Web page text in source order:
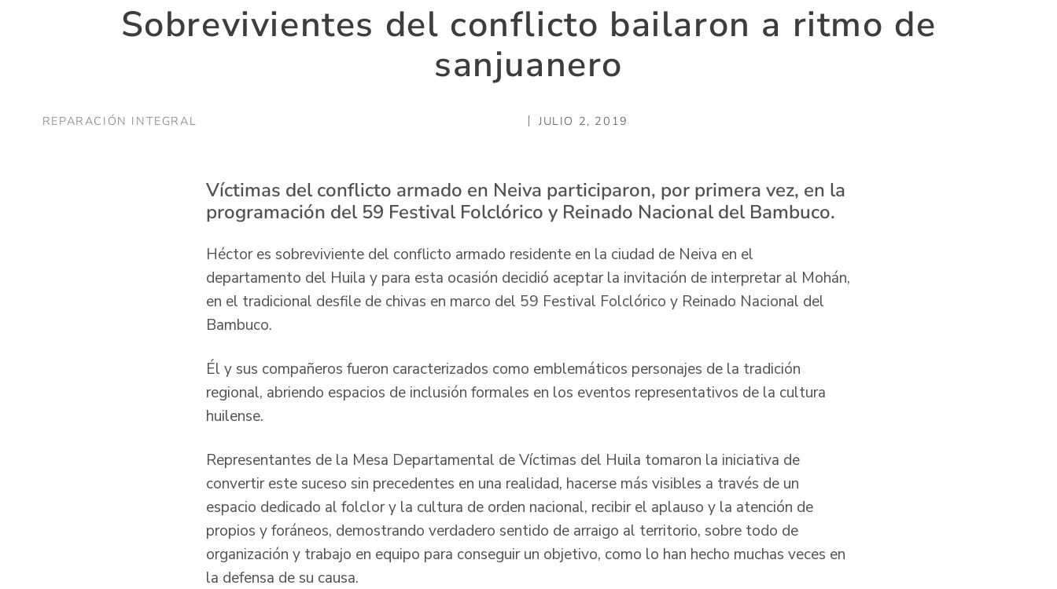
Sobrevivientes del conflicto bailaron a ritmo de
sanjuanero
REPARACIÓN INTEGRAL JULIO 2, 2019
Víctimas del conflicto armado en Neiva participaron, por primera vez, en la
programación del 59 Festival Folclórico y Reinado Nacional del Bambuco.
Héctor es sobreviviente del conflicto armado residente en la ciudad de Neiva en el
departamento del Huila y para esta ocasión decidió aceptar la invitación de interpretar al Mohán,
en el tradicional desfile de chivas en marco del 59 Festival Folclórico y Reinado Nacional del
Bambuco.
Él y sus compañeros fueron caracterizados como emblemáticos personajes de la tradición
regional, abriendo espacios de inclusión formales en los eventos representativos de la cultura
huilense.
Representantes de la Mesa Departamental de Víctimas del Huila tomaron la iniciativa de
convertir este suceso sin precedentes en una realidad, hacerse más visibles a través de un
espacio dedicado al folclor y la cultura de orden nacional, recibir el aplauso y la atención de
propios y foráneos, demostrando verdadero sentido de arraigo al territorio, sobre todo de
organización y trabajo en equipo para conseguir un objetivo, como lo han hecho muchas veces en
la defensa de su causa.